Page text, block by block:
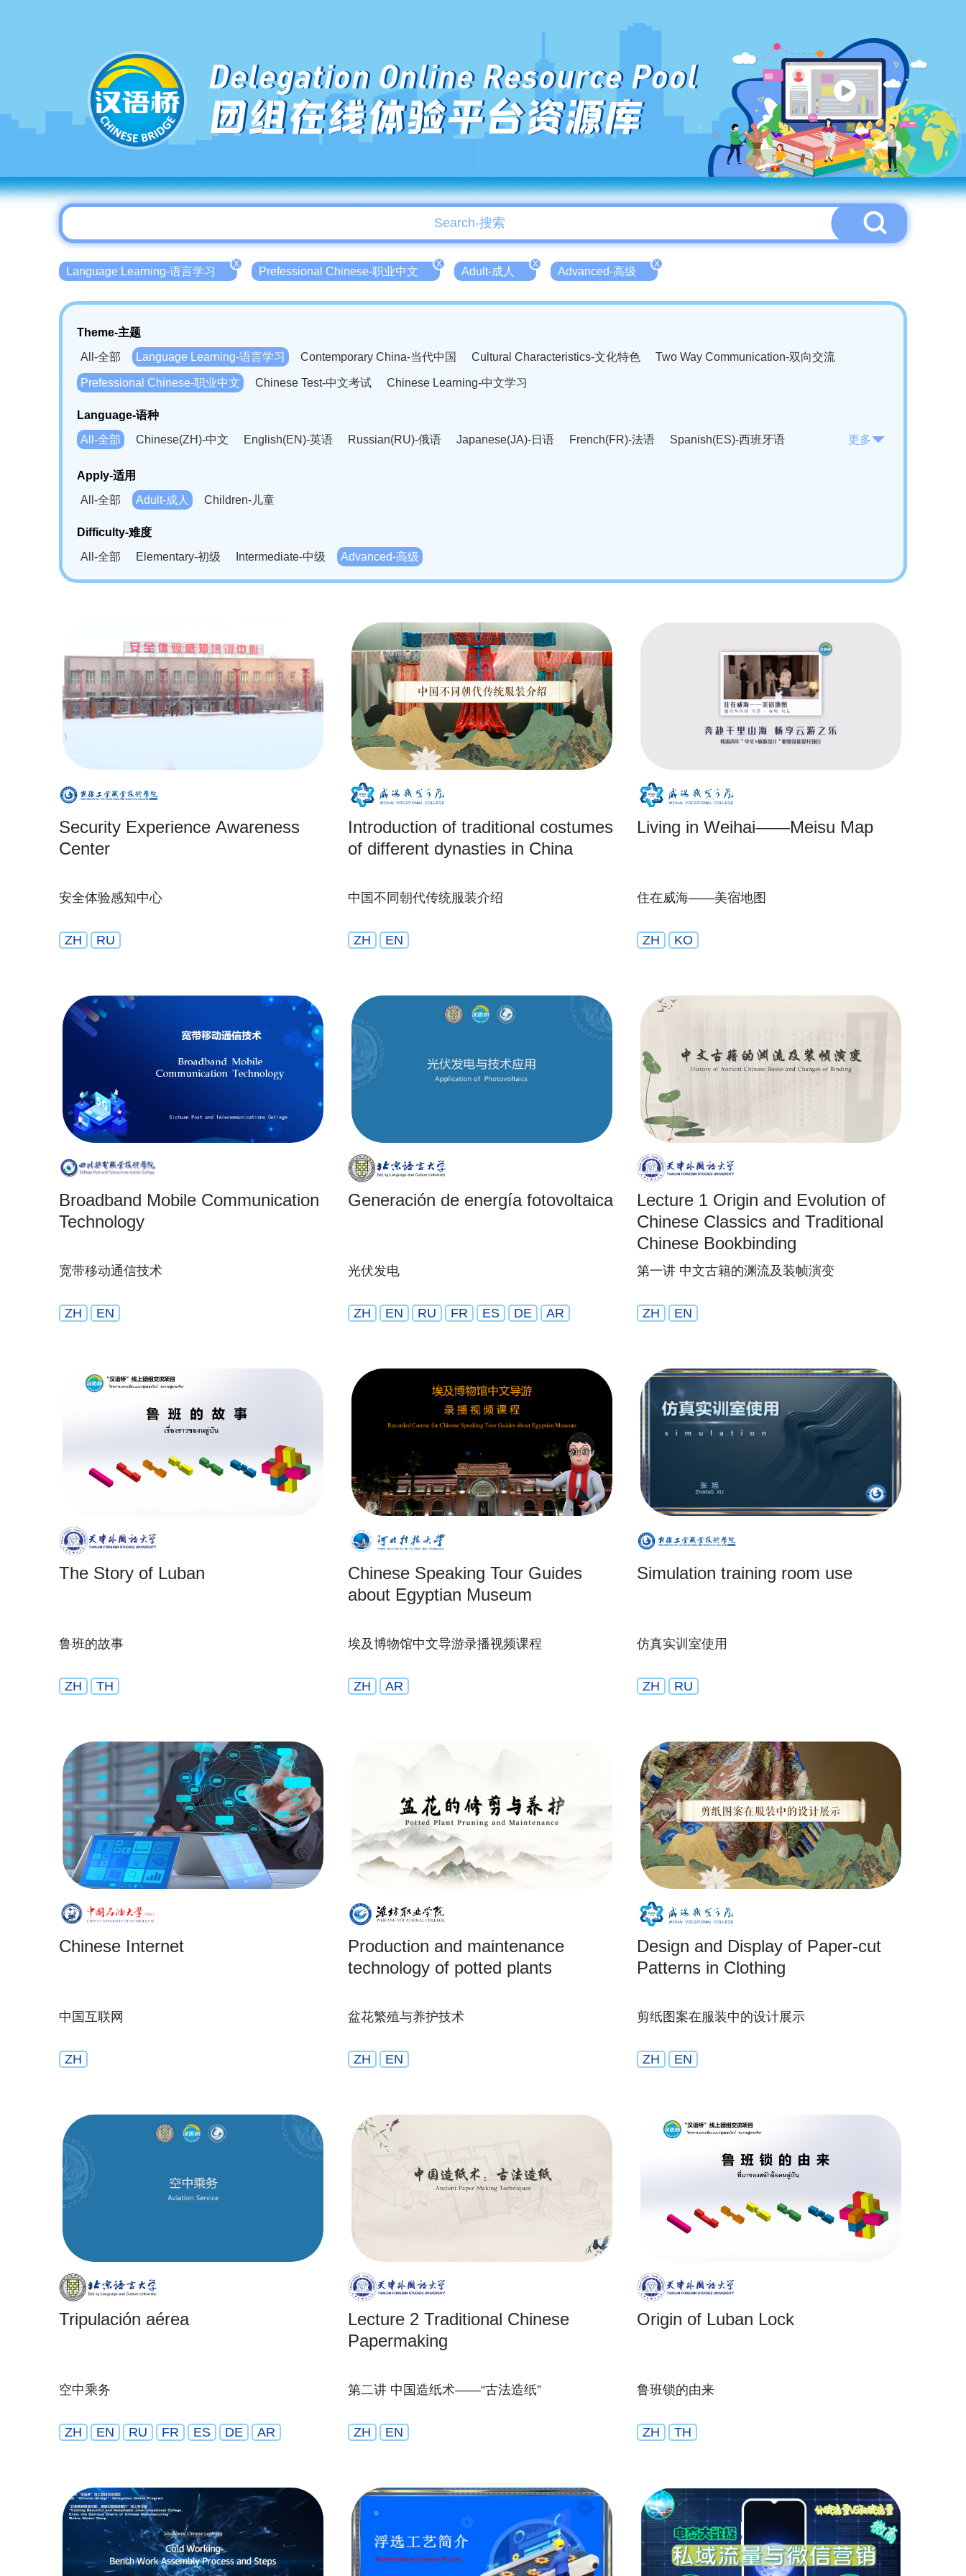
Delegation Online Resource Pool
团组在线体验平台资源库
Language Learning-语言学习
X
Prefessional Chinese-职业中文
X
Adult-成人
X
Advanced-高级
X
Theme-主题
All-全部
Language Learning-语言学习 Contemporary China-当代中国 Cultural Characteristics-文化特色 Two Way Communication-双向交流
Prefessional Chinese-职业中文 Chinese Test-中文考试 Chinese Learning-中文学习
Language-语种
All-全部
Chinese(ZH)-中文 English(EN)-英语 Russian(RU)-俄语 Japanese(JA)-日语 French(FR)-法语
Spanish(ES)-西班牙语
Bahasa Melayu(MS)-马来语
Swahili(SW)-斯瓦西里语
Kampuchea(KH)-柬埔寨语
更多
Apply-适用
All-全部
Adult-成人 Children-儿童
Difficulty-难度
All-全部
Elementary-初级 Intermediate-中级 Advanced-高级
Security Experience Awareness
Center
安全体验感知中心
ZH RU
Introduction of traditional costumes
of different dynasties in China
中国不同朝代传统服装介绍
ZH EN
Living in Weihai——Meisu Map
住在威海——美宿地图
ZH KO
Broadband Mobile Communication
Technology
宽带移动通信技术
ZH EN
Generación de energía fotovoltaica
光伏发电
ZH EN RU FR ES DE AR
Lecture 1 Origin and Evolution of
Chinese Classics and Traditional
Chinese Bookbinding
第一讲 中文古籍的渊流及装帧演变
ZH EN
The Story of Luban
鲁班的故事
ZH TH
Chinese Speaking Tour Guides
about Egyptian Museum
埃及博物馆中文导游录播视频课程
ZH AR
Simulation training room use
仿真实训室使用
ZH RU
Chinese Internet
中国互联网
ZH
Production and maintenance
technology of potted plants
盆花繁殖与养护技术
ZH EN
Design and Display of Paper-cut
Patterns in Clothing
剪纸图案在服装中的设计展示
ZH EN
Tripulación aérea
空中乘务
ZH EN RU FR ES DE AR
Lecture 2 Traditional Chinese
Papermaking
第二讲 中国造纸术——“古法造纸”
ZH EN
Origin of Luban Lock
鲁班锁的由来
ZH TH